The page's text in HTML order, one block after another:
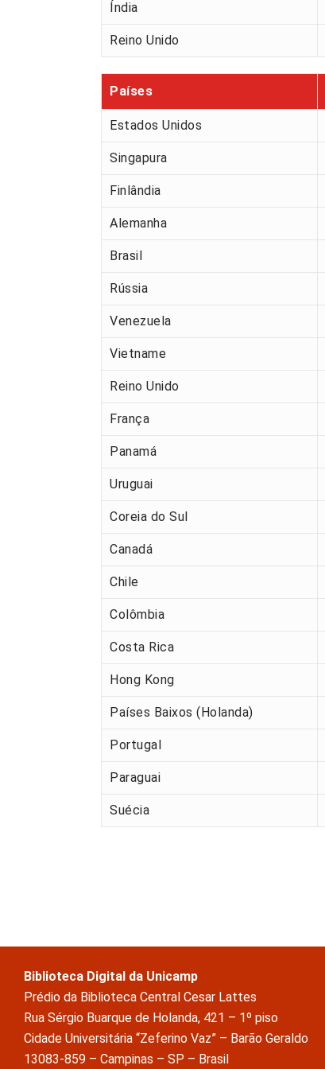
Índia
Reino Unido
Países
Estados Unidos
Singapura
Finlândia
Alemanha
Brasil
Rússia
Venezuela
Vietname
Reino Unido
França
Panamá
Uruguai
Coreia do Sul
Canadá
Chile
Colômbia
Costa Rica
Hong Kong
Países Baixos (Holanda)
Portugal
Paraguai
Suécia
Biblioteca Digital da Unicamp
Prédio da Biblioteca Central Cesar Lattes
Rua Sérgio Buarque de Holanda, 421 – 1º piso
Cidade Universitária “Zeferino Vaz” – Barão Geraldo
13083-859 – Campinas – SP – Brasil